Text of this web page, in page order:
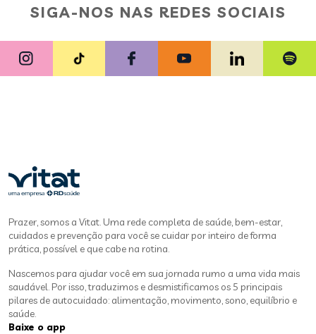
SIGA-NOS NAS REDES SOCIAIS
Prazer, somos a Vitat. Uma rede completa de saúde, bem-estar,
cuidados e prevenção para você se cuidar por inteiro de forma
prática, possível e que cabe na rotina.
Nascemos para ajudar você em sua jornada rumo a uma vida mais
saudável. Por isso, traduzimos e desmistificamos os 5 principais
pilares de autocuidado: alimentação, movimento, sono, equilíbrio e
saúde.
Baixe o app